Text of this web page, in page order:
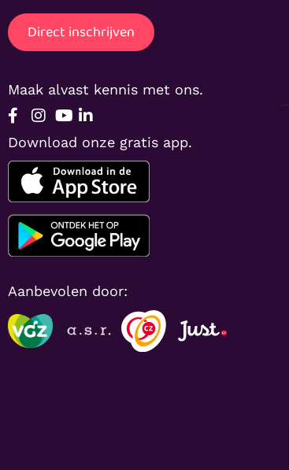
Direct inschrijven
Maak alvast kennis met ons.
Download onze gratis app.
Aanbevolen door: